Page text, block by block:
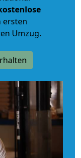
ersten
Umzug.